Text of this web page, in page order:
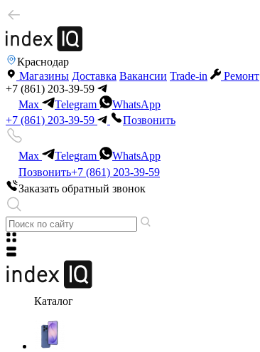
Краснодар
Магазины Доставка Вакансии Trade-in
Ремонт
+7 (861) 203-39-59
Max
Telegram
WhatsApp
+7 (861) 203-39-59
Позвонить
Max Telegram
WhatsApp
Позвонить+7 (861) 203-39-59
Заказать обратный звонок
Каталог